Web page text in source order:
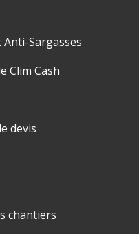
Sargasses
Clim Cash
devis
chantiers